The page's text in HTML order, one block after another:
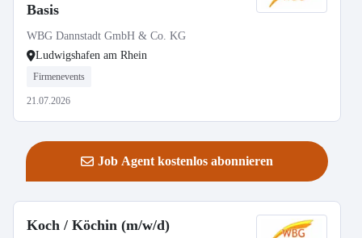
Basis
WBG Dannstadt GmbH & Co. KG
Ludwigshafen am Rhein
Firmenevents
21.07.2026
Job Agent kostenlos abonnieren
Koch / Köchin (m/w/d)